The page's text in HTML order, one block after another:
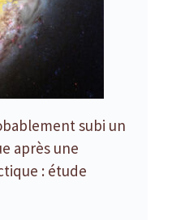
subi un
après une
: étude